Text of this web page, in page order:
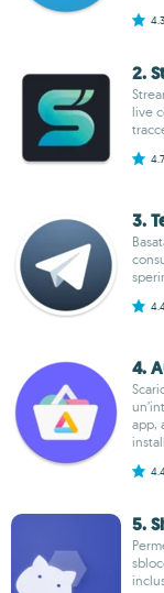
4.3
2.
live
4.7
3.
4.
app,
5.